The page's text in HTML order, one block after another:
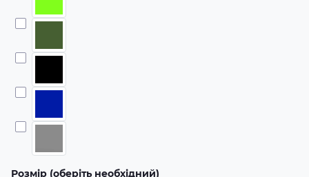
Розмір (оберіть необхідний)